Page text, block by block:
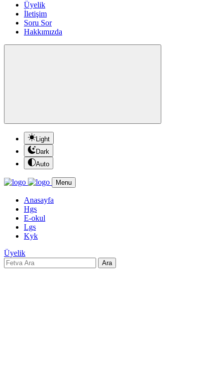
Üyelik
İletişim
Soru Sor
Hakkımızda
Light
Dark
Auto
Menu
Anasayfa
Hgs
E-okul
Lgs
Kyk
Üyelik
Ara